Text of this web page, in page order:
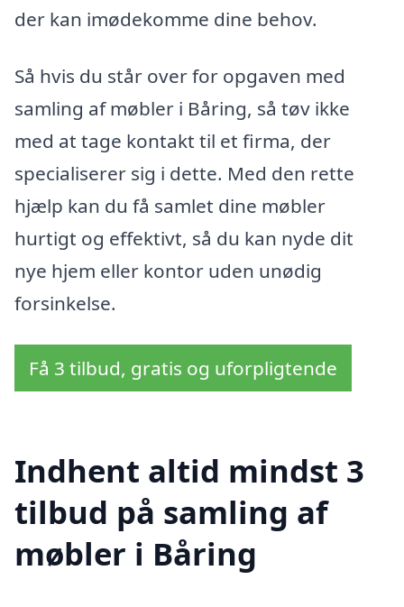
der kan imødekomme dine behov.
Så hvis du står over for opgaven med
samling af møbler i Båring, så tøv ikke
med at tage kontakt til et firma, der
specialiserer sig i dette. Med den rette
hjælp kan du få samlet dine møbler
hurtigt og effektivt, så du kan nyde dit
nye hjem eller kontor uden unødig
forsinkelse.
Få 3 tilbud, gratis og uforpligtende
Indhent altid mindst 3
tilbud på samling af
møbler i Båring